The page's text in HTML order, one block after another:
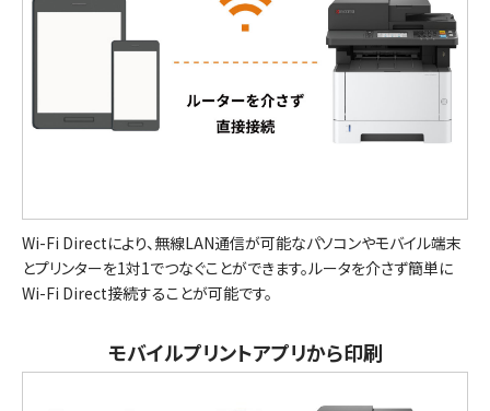
Wi-Fi Directにより、無線LAN通信が可能なパソコンやモバイル端末
とプリンターを1対1でつなぐことができます。ルータを介さず簡単に
Wi-Fi Direct接続することが可能です。
モバイルプリントアプリから印刷